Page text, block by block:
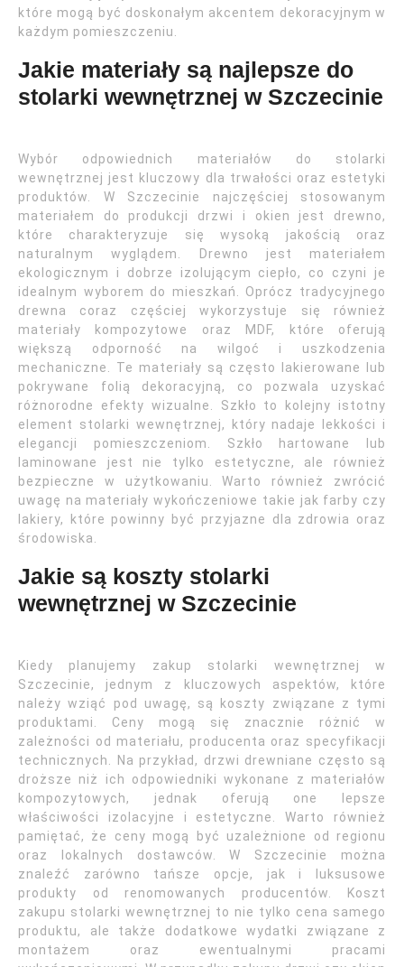
które mogą być doskonałym akcentem dekoracyjnym w
każdym pomieszczeniu.
Jakie materiały są najlepsze do
stolarki wewnętrznej w Szczecinie
Wybór odpowiednich materiałów do stolarki
wewnętrznej jest kluczowy dla trwałości oraz estetyki
produktów. W Szczecinie najczęściej stosowanym
materiałem do produkcji drzwi i okien jest drewno,
które charakteryzuje się wysoką jakością oraz
naturalnym wyglądem. Drewno jest materiałem
ekologicznym i dobrze izolującym ciepło, co czyni je
idealnym wyborem do mieszkań. Oprócz tradycyjnego
drewna coraz częściej wykorzystuje się również
materiały kompozytowe oraz MDF, które oferują
większą odporność na wilgoć i uszkodzenia
mechaniczne. Te materiały są często lakierowane lub
pokrywane folią dekoracyjną, co pozwala uzyskać
różnorodne efekty wizualne. Szkło to kolejny istotny
element stolarki wewnętrznej, który nadaje lekkości i
elegancji pomieszczeniom. Szkło hartowane lub
laminowane jest nie tylko estetyczne, ale również
bezpieczne w użytkowaniu. Warto również zwrócić
uwagę na materiały wykończeniowe takie jak farby czy
lakiery, które powinny być przyjazne dla zdrowia oraz
środowiska.
Jakie są koszty stolarki
wewnętrznej w Szczecinie
Kiedy planujemy zakup stolarki wewnętrznej w
Szczecinie, jednym z kluczowych aspektów, które
należy wziąć pod uwagę, są koszty związane z tymi
produktami. Ceny mogą się znacznie różnić w
zależności od materiału, producenta oraz specyfikacji
technicznych. Na przykład, drzwi drewniane często są
droższe niż ich odpowiedniki wykonane z materiałów
kompozytowych, jednak oferują one lepsze
właściwości izolacyjne i estetyczne. Warto również
pamiętać, że ceny mogą być uzależnione od regionu
oraz lokalnych dostawców. W Szczecinie można
znaleźć zarówno tańsze opcje, jak i luksusowe
produkty od renomowanych producentów. Koszt
zakupu stolarki wewnętrznej to nie tylko cena samego
produktu, ale także dodatkowe wydatki związane z
montażem oraz ewentualnymi pracami